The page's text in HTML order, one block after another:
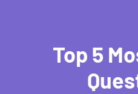
Top 5